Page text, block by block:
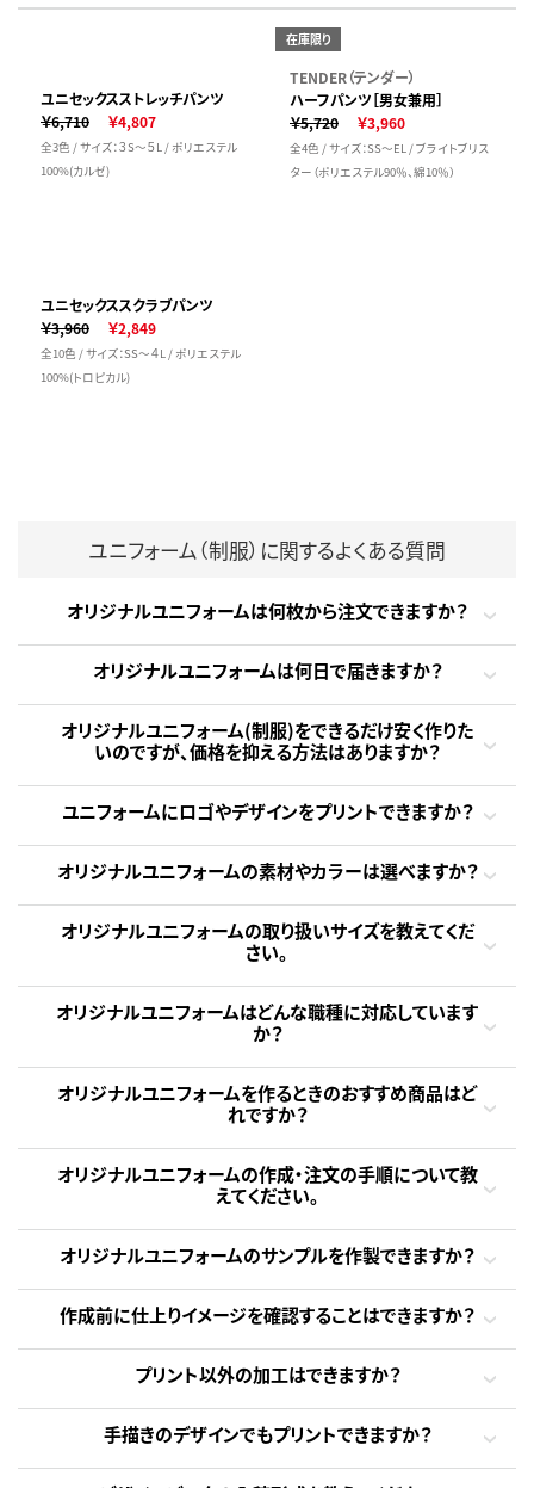
ユニセックスストレッチパンツ
￥6,710
￥4,807
全3色 / サイズ：３S～５L / ポリエステル
100%(カルゼ)
在庫限り
TENDER（テンダー）
ハーフパンツ［男女兼用］
￥5,720
￥3,960
全4色 / サイズ：SS～EL / ブライトブリス
ター（ポリエステル90％、綿10％）
ユニセックススクラブパンツ
￥3,960
￥2,849
全10色 / サイズ：SS～４L / ポリエステル
100%(トロピカル)
ユニフォーム（制服）に関するよくある質問
オリジナルユニフォームは何枚から注文できますか？
オリジナルユニフォームは何日で届きますか？
オリジナルユニフォーム(制服)をできるだけ安く作りた
いのですが、価格を抑える方法はありますか？
ユニフォームにロゴやデザインをプリントできますか？
オリジナルユニフォームの素材やカラーは選べますか？
オリジナルユニフォームの取り扱いサイズを教えてくだ
さい。
オリジナルユニフォームはどんな職種に対応しています
か？
オリジナルユニフォームを作るときのおすすめ商品はど
れですか？
オリジナルユニフォームの作成・注文の手順について教
えてください。
オリジナルユニフォームのサンプルを作製できますか？
作成前に仕上りイメージを確認することはできますか？
プリント以外の加工はできますか？
手描きのデザインでもプリントできますか？